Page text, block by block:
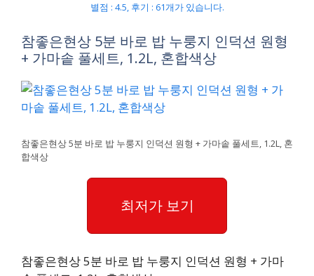
별점 : 4.5, 후기 : 61개가 있습니다.
참좋은현상 5분 바로 밥 누룽지 인덕션 원형
+ 가마솥 풀세트, 1.2L, 혼합색상
참좋은현상 5분 바로 밥 누룽지 인덕션 원형 + 가마솥 풀세트, 1.2L, 혼
합색상
최저가 보기
참좋은현상 5분 바로 밥 누룽지 인덕션 원형 + 가마